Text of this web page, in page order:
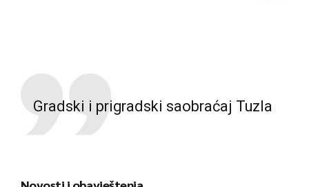
Gradski i prigradski saobraćaj Tuzla